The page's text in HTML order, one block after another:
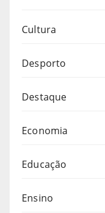
Cultura
Desporto
Destaque
Economia
Educação
Ensino